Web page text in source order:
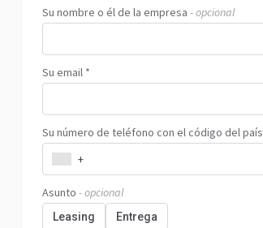
Su nombre o él de la empresa - opcional
Su email *
Su número de teléfono con el código del país
+
Asunto - opcional
Leasing Entrega